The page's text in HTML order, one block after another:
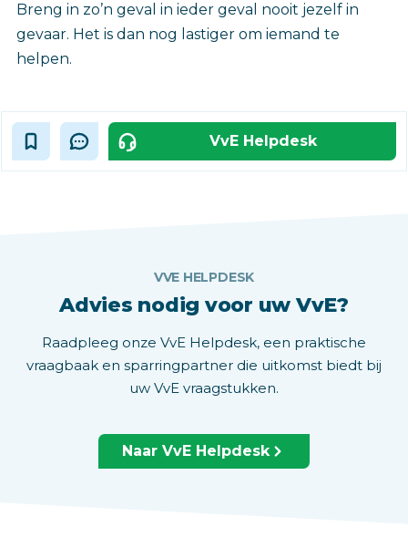
Breng in zo’n geval in ieder geval nooit jezelf in
gevaar. Het is dan nog lastiger om iemand te
helpen.
VvE Helpdesk
VVE HELPDESK
Advies nodig voor uw VvE?
Raadpleeg onze VvE Helpdesk, een praktische
vraagbaak en sparringpartner die uitkomst biedt bij
uw VvE vraagstukken.
Naar VvE Helpdesk